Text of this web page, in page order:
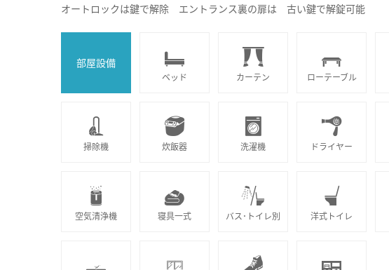
オートロックは鍵で解除 エントランス裏の扉は 古い鍵で解錠可能
部屋設備
ベッド カーテン ローテーブル
掃除機 炊飯器 洗濯機 ドライヤー
空気清浄機 寝具一式 バス･トイレ別 洋式トイレ